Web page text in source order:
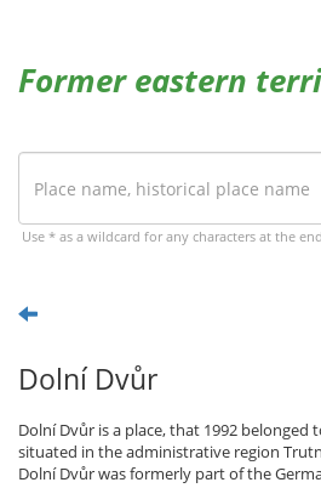
Former eastern
Use * as a wildcard for any characters at the
Dolní Dvůr
Dolní Dvůr is a place, that 1992 belonged
situated in the administrative region
Dolní Dvůr was formerly part of the